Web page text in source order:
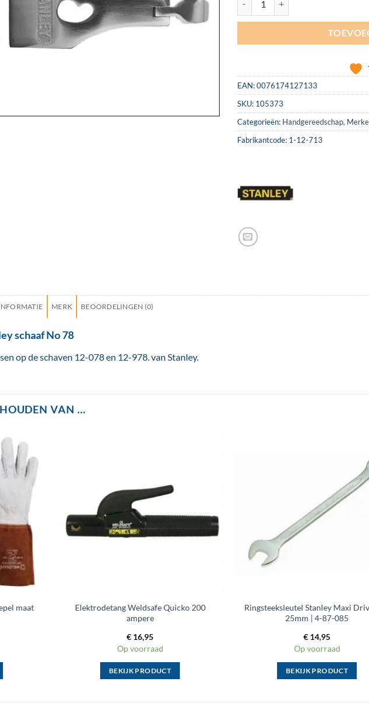
EAN:0076174127133
SKU: 105373
Categorieën: Handgereedschap,
Fabrikantcode: 1-12-713
MERK BEOORDELINGEN (0)
schaaf No 78
op de schaven 12-078 en 12-978. van Stanley.
VAN …
Toevoegen
aan
wenslijst
maat
Elektrodetang Weldsafe Quicko 200
ampere
€ 16,95
Op voorraad
BEKIJK PRODUCT
Ringsteeksleutel Stanley Maxi
25mm | 4-87-085
€ 14,95
Op voorraad
BEKIJK PRODUCT